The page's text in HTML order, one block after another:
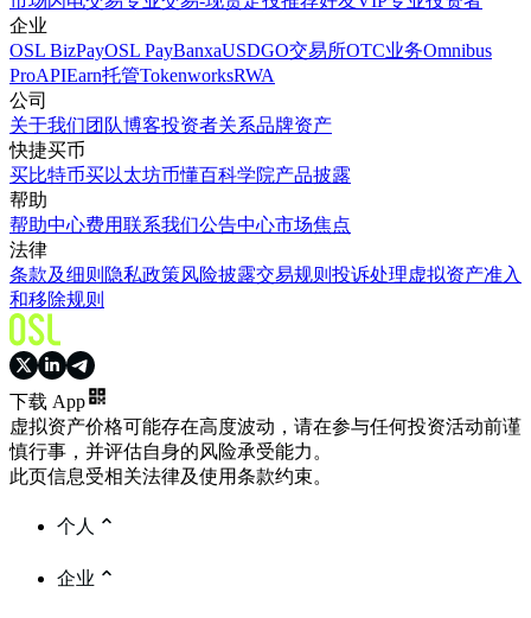
企业
OSL BizPayOSL PayBanxaUSDGO交易所OTC业务Omnibus
ProAPIEarn托管TokenworksRWA
公司
关于我们团队博客投资者关系品牌资产
快捷买币
买比特币买以太坊币懂百科学院产品披露
帮助
帮助中心费用联系我们公告中心市场焦点
法律
条款及细则 隐私政策风险披露交易规则 投诉处理虚拟资产准入
和移除规则
下载 App
虚拟资产价格可能存在高度波动，请在参与任何投资活动前谨
慎行事，并评估自身的风险承受能力。
此页信息受相关法律及使用条款约束。
个人
企业